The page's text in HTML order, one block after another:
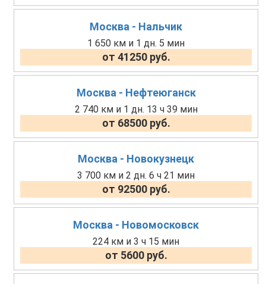
Москва - Нальчик
1 650 км и 1 дн. 5 мин
от 41250 руб.
Москва - Нефтеюганск
2 740 км и 1 дн. 13 ч 39 мин
от 68500 руб.
Москва - Новокузнецк
3 700 км и 2 дн. 6 ч 21 мин
от 92500 руб.
Москва - Новомосковск
224 км и 3 ч 15 мин
от 5600 руб.